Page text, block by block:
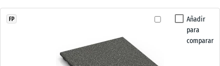
Añadir
para
comparar
FP